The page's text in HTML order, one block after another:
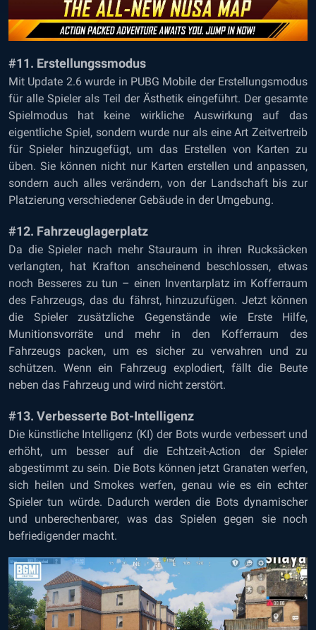
#11. Erstellungssmodus
Mit Update 2.6 wurde in PUBG Mobile der Erstellungsmodus
für alle Spieler als Teil der Ästhetik eingeführt. Der gesamte
Spielmodus hat keine wirkliche Auswirkung auf das
eigentliche Spiel, sondern wurde nur als eine Art Zeitvertreib
für Spieler hinzugefügt, um das Erstellen von Karten zu
üben. Sie können nicht nur Karten erstellen und anpassen,
sondern auch alles verändern, von der Landschaft bis zur
Platzierung verschiedener Gebäude in der Umgebung.
#12. Fahrzeuglagerplatz
Da die Spieler nach mehr Stauraum in ihren Rucksäcken
verlangten, hat Krafton anscheinend beschlossen, etwas
noch Besseres zu tun – einen Inventarplatz im Kofferraum
des Fahrzeugs, das du fährst, hinzuzufügen. Jetzt können
die Spieler zusätzliche Gegenstände wie Erste Hilfe,
Munitionsvorräte und mehr in den Kofferraum des
Fahrzeugs packen, um es sicher zu verwahren und zu
schützen. Wenn ein Fahrzeug explodiert, fällt die Beute
neben das Fahrzeug und wird nicht zerstört.
#13. Verbesserte Bot-Intelligenz
Die künstliche Intelligenz (KI) der Bots wurde verbessert und
erhöht, um besser auf die Echtzeit-Action der Spieler
abgestimmt zu sein. Die Bots können jetzt Granaten werfen,
sich heilen und Smokes werfen, genau wie es ein echter
Spieler tun würde. Dadurch werden die Bots dynamischer
und unberechenbarer, was das Spielen gegen sie noch
befriedigender macht.